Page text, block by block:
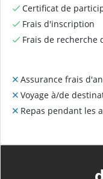
Certificat de
Frais d'inscription
Frais de recherche
Assurance frais
Voyage à/de
Repas pendant les